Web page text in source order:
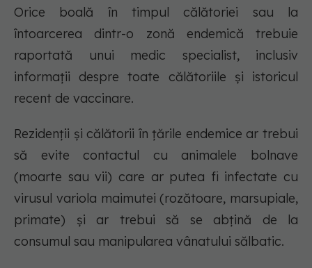
Orice boală în timpul călătoriei sau la
întoarcerea dintr-o zonă endemică trebuie
raportată unui medic specialist, inclusiv
informații despre toate călătoriile și istoricul
recent de vaccinare.
Rezidenții și călătorii în țările endemice ar trebui
să evite contactul cu animalele bolnave
(moarte sau vii) care ar putea fi infectate cu
virusul variola maimutei (rozătoare, marsupiale,
primate) și ar trebui să se abțină de la
consumul sau manipularea vânatului sălbatic.